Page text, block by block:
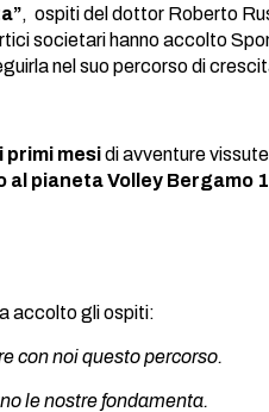
, ospiti del dottor Roberto
societari hanno accolto
nel suo percorso di
mesidi avventure
pianeta Volley Bergamo
accolto gli ospiti:
con noi questo percorso.
le nostre fondamenta.